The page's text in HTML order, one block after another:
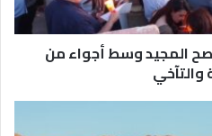
المجيد وسط أجواء من
والتآخي